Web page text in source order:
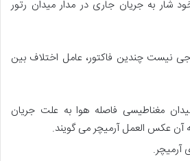
شار به جریان جاری در مدار میدان رتور
نیست چندین فاکتور، عامل اختلاف بین
مغناطیسی فاصله هوا به علت جریان
آن عکس العمل آرمیچر می گویند.
آرمیچر.